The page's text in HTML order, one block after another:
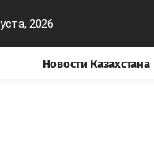
2026
Новости Казахстана